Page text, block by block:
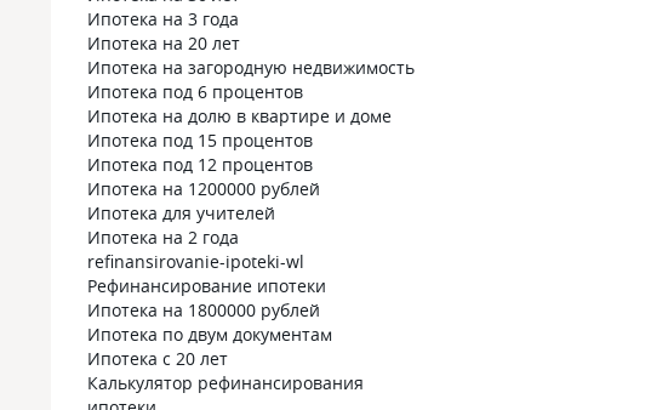
Ипотека на 3 года
Ипотека на 20 лет
Ипотека на загородную недвижимость
Ипотека под 6 процентов
Ипотека на долю в квартире и доме
Ипотека под 15 процентов
Ипотека под 12 процентов
Ипотека на 1200000 рублей
Ипотека для учителей
Ипотека на 2 года
refinansirovanie-ipoteki-wl
Рефинансирование ипотеки
Ипотека на 1800000 рублей
Ипотека по двум документам
Ипотека с 20 лет
Калькулятор рефинансирования